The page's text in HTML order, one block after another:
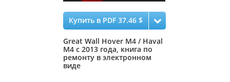
Купить в PDF 37.46 $
Great Wall Hover M4 / Haval
M4 с 2013 года, книга по
ремонту в электронном
виде